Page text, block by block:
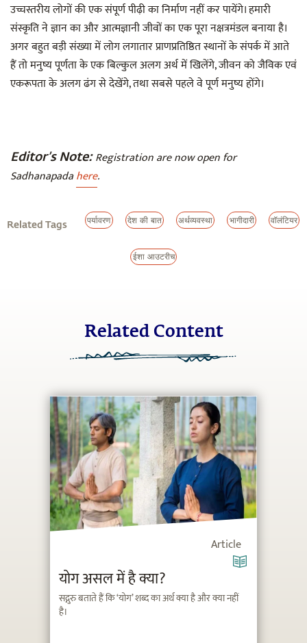
उच्चस्तरीय लोगों की एक संपूर्ण पीढ़ी का निर्माण नहीं कर पायेंगे। हमारी
संस्कृति ने ज्ञान का और आत्मज्ञानी जीवों का एक पूरा नक्षत्रमंडल बनाया है।
अगर बहुत बड़ी संख्या में लोग लगातार प्राणप्रतिष्ठित स्थानों के संपर्क में आते
हैं तो मनुष्य पूर्णता के एक बिल्कुल अलग अर्थ में खिलेंगे, जीवन को जैविक एवं
एकरूपता के अलग ढंग से देखेंगे, तथा सबसे पहले वे पूर्ण मनुष्य होंगे।
Editor’s Note:Registration are now open for
Sadhanapadahere.
Related Tags पर्यावरण देश की बात अर्थव्यवस्था भागीदारी वॉलंटियर
ईशा आउटरीच
Related Content
Article
योग असल में है क्या?
सद्गुरु बताते हैं कि ‘योग’ शब्द का अर्थ क्या है और क्या नहीं
है।